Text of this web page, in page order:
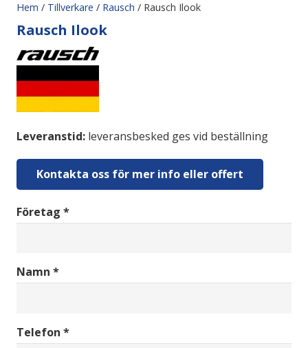
Hem / Tillverkare / Rausch / Rausch Ilook
Rausch Ilook
Leveranstid: leveransbesked ges vid beställning
Kontakta oss för mer info eller offert
Företag *
Namn *
Telefon *